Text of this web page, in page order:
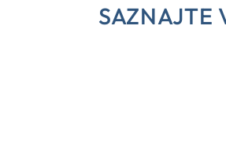
SAZNAJTE